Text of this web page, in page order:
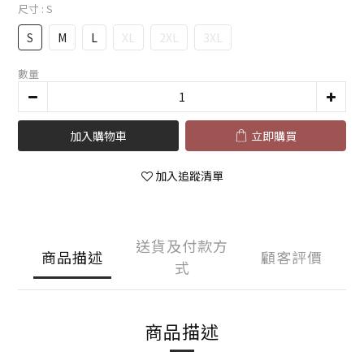
尺寸 : S
S M L XL 2XL 3XL
數量
加入購物車 立即購買
加入追蹤清單
商品描述
送貨及付款方
式
顧客評價
商品描述